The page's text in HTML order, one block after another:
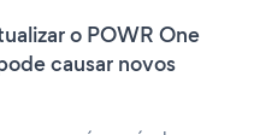
o POWR One
causar novos